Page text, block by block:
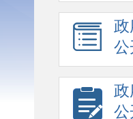
政
公
政
公